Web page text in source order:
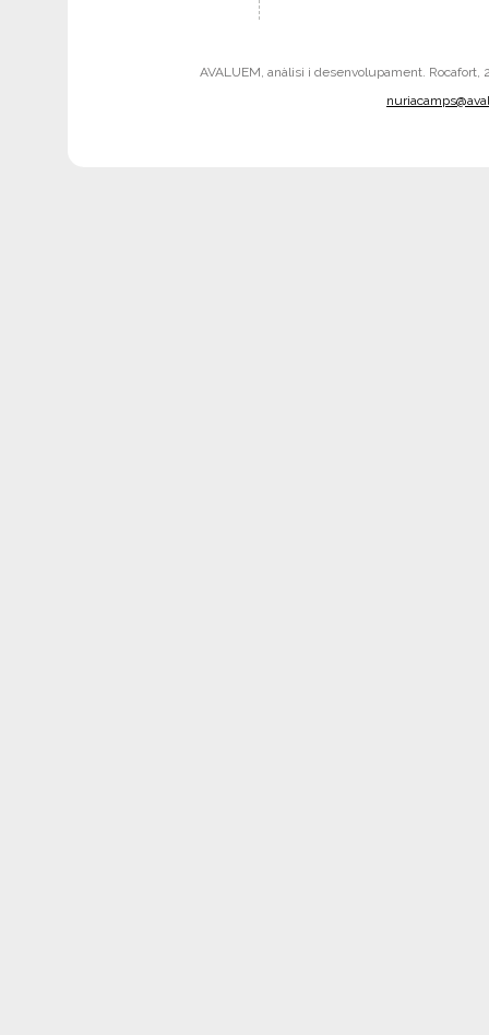
AVALUEM, anàlisi i desenvolupament. Rocafort,